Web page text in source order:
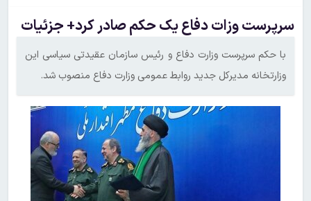
سرپرست وزات دفاع یک حکم صادر کرد+ جزئیات
با حکم سرپرست وزارت دفاع و رئیس سازمان عقیدتی سیاسی این
وزارتخانه مدیرکل جدید روابط عمومی وزارت دفاع منصوب شد.